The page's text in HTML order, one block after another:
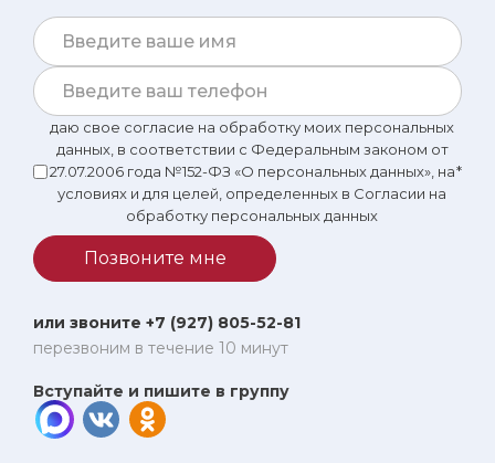
даю свое согласие на обработку моих персональных
данных, в соответствии с Федеральным законом от
27.07.2006 года №152-ФЗ «О персональных данных», на
условиях и для целей, определенных в Согласии на
обработку персональных данных
*
Позвоните мне
или звоните +7 (927) 805-52-81
перезвоним в течение 10 минут
Вступайте и пишите в группу